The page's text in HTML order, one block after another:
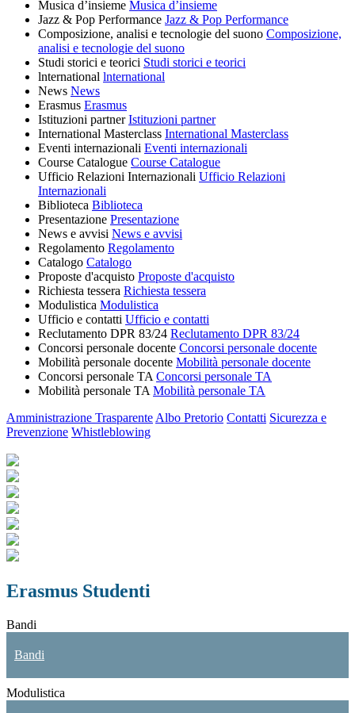
Musica d’insieme Musica d’insieme
Jazz & Pop Performance Jazz & Pop Performance
Composizione, analisi e tecnologie del suono Composizione,
analisi e tecnologie del suono
Studi storici e teorici Studi storici e teorici
lnternational lnternational
News News
Erasmus Erasmus
Istituzioni partner Istituzioni partner
International Masterclass International Masterclass
Eventi internazionali Eventi internazionali
Course Catalogue Course Catalogue
Ufficio Relazioni Internazionali Ufficio Relazioni
Internazionali
Biblioteca Biblioteca
Presentazione Presentazione
News e avvisi News e avvisi
Regolamento Regolamento
Catalogo Catalogo
Proposte d'acquisto Proposte d'acquisto
Richiesta tessera Richiesta tessera
Modulistica Modulistica
Ufficio e contatti Ufficio e contatti
Reclutamento DPR 83/24 Reclutamento DPR 83/24
Concorsi personale docente Concorsi personale docente
Mobilità personale docente Mobilità personale docente
Concorsi personale TA Concorsi personale TA
Mobilità personale TA Mobilità personale TA
Amministrazione Trasparente Albo Pretorio Contatti Sicurezza e
Prevenzione Whistleblowing
Erasmus Studenti
Bandi
Bandi
Modulistica